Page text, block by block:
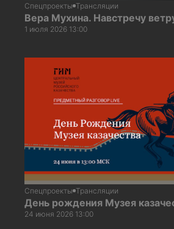
Спецпроекты Трансляции
Вера Мухина. Навстречу
1 июля 2026 13:00
Спецпроекты Трансляции
День рождения Музея
24 июня 2026 13:00